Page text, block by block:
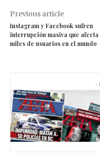
Previous article
Instagram y Facebook sufren
interrupción masiva que afecta
miles de usuarios en el mundo
-